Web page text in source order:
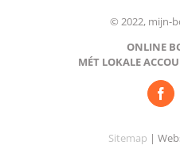
© 2022, mijn-
ONLINE
MÉT LOKALE
Sitemap |